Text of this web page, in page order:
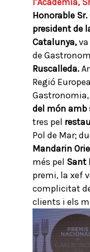
Honorable
president de
Catalunya,
de
Ruscalleda.
Regió
Gastronomia,
del món amb
tres pel
Pol de Mar;
Mandarin
més pel Sant
premi, la xef
complicitat
clients i els